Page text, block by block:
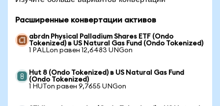
Расширенные конвертации активов
abrdn Physical Palladium Shares ETF (Ondo
Tokenized) в US Natural Gas Fund (Ondo Tokenized)
1 PALLon равен 12,6483 UNGon
Hut 8 (Ondo Tokenized) в US Natural Gas Fund
(Ondo Tokenized)
1 HUTon равен 9,7655 UNGon